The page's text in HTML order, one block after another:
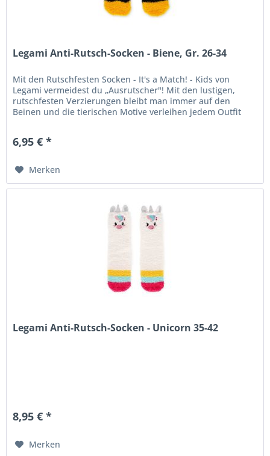
Legami Anti-Rutsch-Socken - Biene, Gr. 26-34
Mit den Rutschfesten Socken - It's a Match! - Kids von
Legami vermeidest du „Ausrutscher"! Mit den lustigen,
rutschfesten Verzierungen bleibt man immer auf den
Beinen und die tierischen Motive verleihen jedem Outfit
6,95 € *
Merken
Legami Anti-Rutsch-Socken - Unicorn 35-42
8,95 € *
Merken